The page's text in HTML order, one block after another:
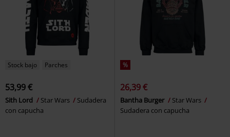
Stock bajo Parches
53,99 €
Sith Lord Star Wars
Sudadera
con capucha
%
26,39 €
Bantha Burger
Star Wars
Sudadera con capucha